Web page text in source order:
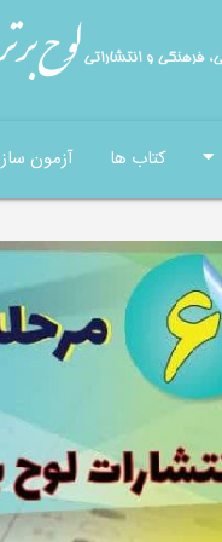
کتاب ها آزمون ساز